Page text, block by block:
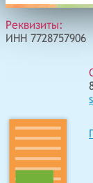
Реквизиты:
ИНН